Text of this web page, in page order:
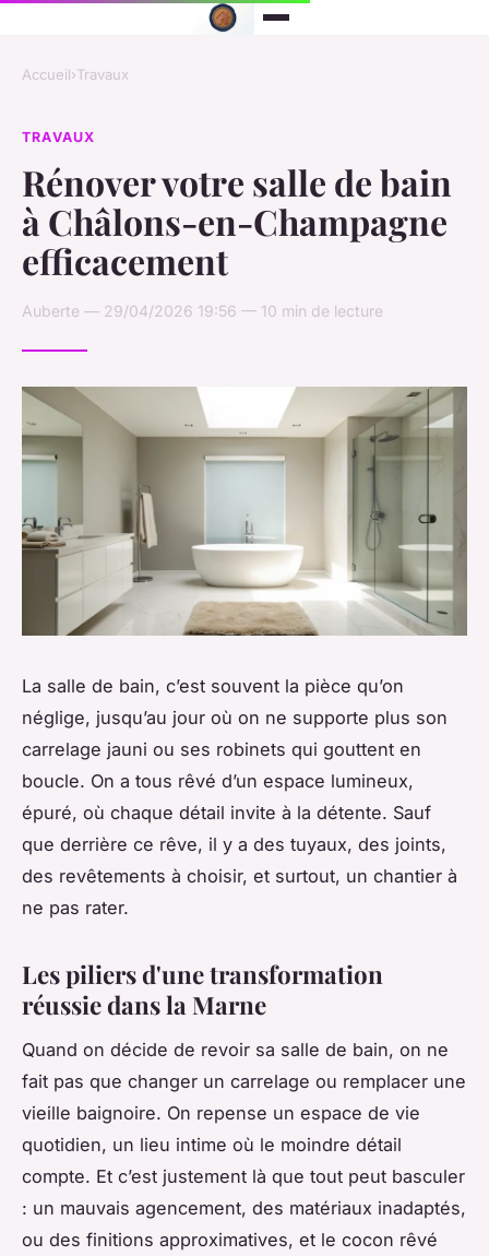
Accueil›Travaux
TRAVAUX
Rénover votre salle de bain
à Châlons-en-Champagne
efficacement
Auberte — 29/04/2026 19:56 — 10 min de lecture
La salle de bain, c’est souvent la pièce qu’on
néglige, jusqu’au jour où on ne supporte plus son
carrelage jauni ou ses robinets qui gouttent en
boucle. On a tous rêvé d’un espace lumineux,
épuré, où chaque détail invite à la détente. Sauf
que derrière ce rêve, il y a des tuyaux, des joints,
des revêtements à choisir, et surtout, un chantier à
ne pas rater.
Les piliers d'une transformation
réussie dans la Marne
Quand on décide de revoir sa salle de bain, on ne
fait pas que changer un carrelage ou remplacer une
vieille baignoire. On repense un espace de vie
quotidien, un lieu intime où le moindre détail
compte. Et c’est justement là que tout peut basculer
: un mauvais agencement, des matériaux inadaptés,
ou des finitions approximatives, et le cocon rêvé